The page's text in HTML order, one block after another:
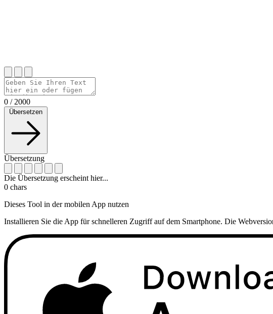
0 / 2000
Übersetzen
Übersetzung
Die Übersetzung erscheint hier...
0 chars
Dieses Tool in der mobilen App nutzen
Installieren Sie die App für schnelleren Zugriff auf dem Smartphone. Die